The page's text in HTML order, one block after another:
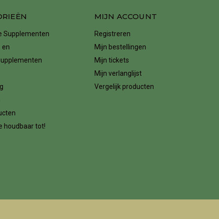
Supplementen
en
houdbaar tot!
MIJN ACCOUNT
Registreren
Mijn bestellingen
Mijn tickets
Mijn verlanglijst
Vergelijk producten